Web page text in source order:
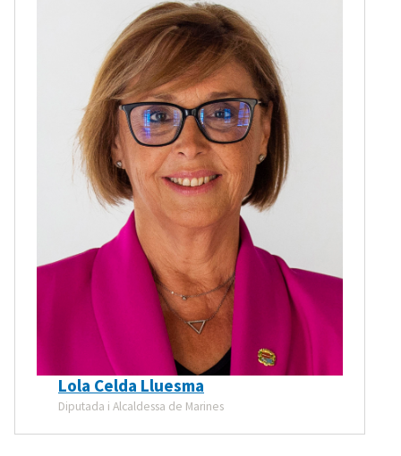
Lola Celda Lluesma
Diputada i Alcaldessa de Marines